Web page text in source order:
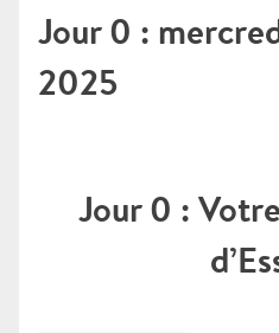
Jour 0 :
2025
Jour 0 :